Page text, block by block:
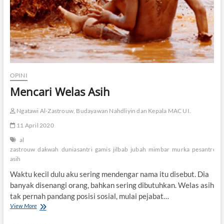
OPINI
Mencari Welas Asih
Ngatawi Al-Zastrouw, Budayawan Nahdliyin dan Kepala MAC UI.
11 April 2020
al
zastrouw dakwah duniasantri gamis jilbab jubah mimbar murka pesantren
asih
Waktu kecil dulu aku sering mendengar nama itu disebut. Dia
banyak disenangi orang, bahkan sering dibutuhkan. Welas asih
tak pernah pandang posisi sosial, mulai pejabat…
View MoreM